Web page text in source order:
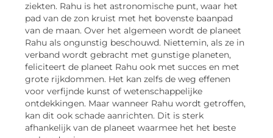
ziekten. Rahu is het astronomische punt, waar het
pad van de zon kruist met het bovenste baanpad
van de maan. Over het algemeen wordt de planeet
Rahu als ongunstig beschouwd. Niettemin, als ze in
verband wordt gebracht met gunstige planeten,
feliciteert de planeet Rahu ook met succes en met
grote rijkdommen. Het kan zelfs de weg effenen
voor verfijnde kunst of wetenschappelijke
ontdekkingen. Maar wanneer Rahu wordt getroffen,
kan dit ook schade aanrichten. Dit is sterk
afhankelijk van de planeet waarmee het het beste